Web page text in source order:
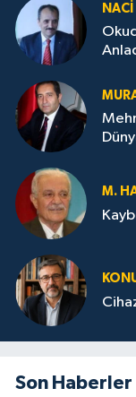
M.
Son Haberler